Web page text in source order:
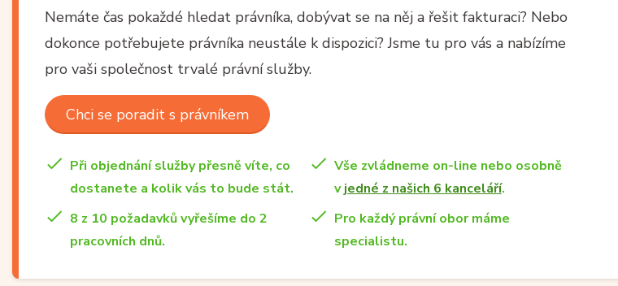
Nemáte čas pokaždé hledat právníka, dobývat se na něj a řešit fakturaci? Nebo
dokonce potřebujete právníka neustále k dispozici? Jsme tu pro vás a nabízíme
pro vaši společnost trvalé právní služby.
Chci se poradit s právníkem
Při objednání služby přesně víte, co
dostanete a kolik vás to bude stát.
Vše zvládneme on-line nebo osobně
vjedné z našich 6 kanceláří.
8 z 10 požadavků vyřešíme do 2
pracovních dnů.
Pro každý právní obor máme
specialistu.